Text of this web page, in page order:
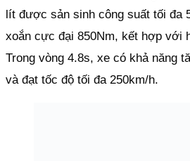
lít được sản sinh công suất tối đa
xoắn cực đại 850Nm, kết hợp với
Trong vòng 4.8s, xe có khả năng
và đạt tốc độ tối đa 250km/h.